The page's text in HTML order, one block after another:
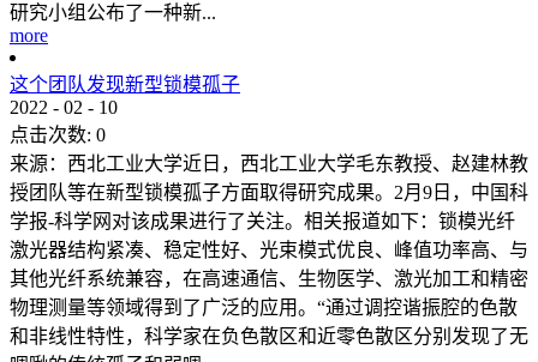
研究小组公布了一种新...
more
这个团队发现新型锁模孤子
2022 - 02 - 10
点击次数: 0
来源：西北工业大学近日，西北工业大学毛东教授、赵建林教
授团队等在新型锁模孤子方面取得研究成果。2月9日，中国科
学报-科学网对该成果进行了关注。相关报道如下：锁模光纤
激光器结构紧凑、稳定性好、光束模式优良、峰值功率高、与
其他光纤系统兼容，在高速通信、生物医学、激光加工和精密
物理测量等领域得到了广泛的应用。“通过调控谐振腔的色散
和非线性特性，科学家在负色散区和近零色散区分别发现了无